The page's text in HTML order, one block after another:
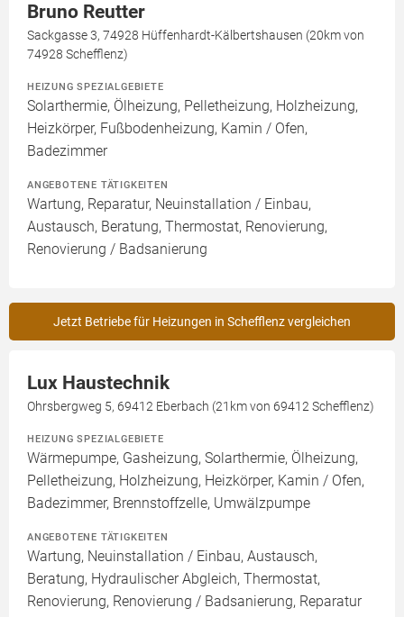
Bruno Reutter
Sackgasse 3, 74928 Hüffenhardt-Kälbertshausen (20km von
74928 Schefflenz)
HEIZUNG SPEZIALGEBIETE
Solarthermie, Ölheizung, Pelletheizung, Holzheizung,
Heizkörper, Fußbodenheizung, Kamin / Ofen,
Badezimmer
ANGEBOTENE TÄTIGKEITEN
Wartung, Reparatur, Neuinstallation / Einbau,
Austausch, Beratung, Thermostat, Renovierung,
Renovierung / Badsanierung
Jetzt Betriebe für Heizungen in Schefflenz vergleichen
Lux Haustechnik
Ohrsbergweg 5, 69412 Eberbach (21km von 69412 Schefflenz)
HEIZUNG SPEZIALGEBIETE
Wärmepumpe, Gasheizung, Solarthermie, Ölheizung,
Pelletheizung, Holzheizung, Heizkörper, Kamin / Ofen,
Badezimmer, Brennstoffzelle, Umwälzpumpe
ANGEBOTENE TÄTIGKEITEN
Wartung, Neuinstallation / Einbau, Austausch,
Beratung, Hydraulischer Abgleich, Thermostat,
Renovierung, Renovierung / Badsanierung, Reparatur